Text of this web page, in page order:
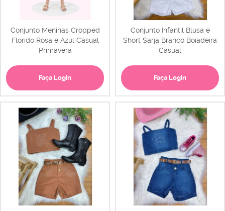
Conjunto Meninas Cropped
Florido Rosa e Azul Casual
Primavera
Faça Login
Conjunto Infantil Blusa e
Short Sarja Branco Boiadeira
Casual
Faça Login